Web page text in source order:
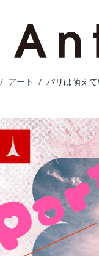
/ アート / パリは萌え